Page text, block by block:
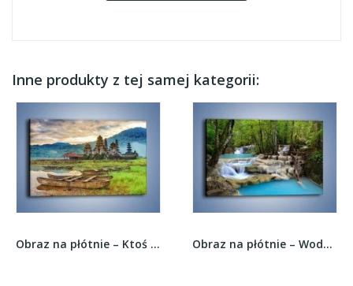
Inne produkty z tej samej kategorii:
Obraz na płótnie – Ktoś zatrzymał czas –... Obraz na płótnie – Wodny leśny świat –...